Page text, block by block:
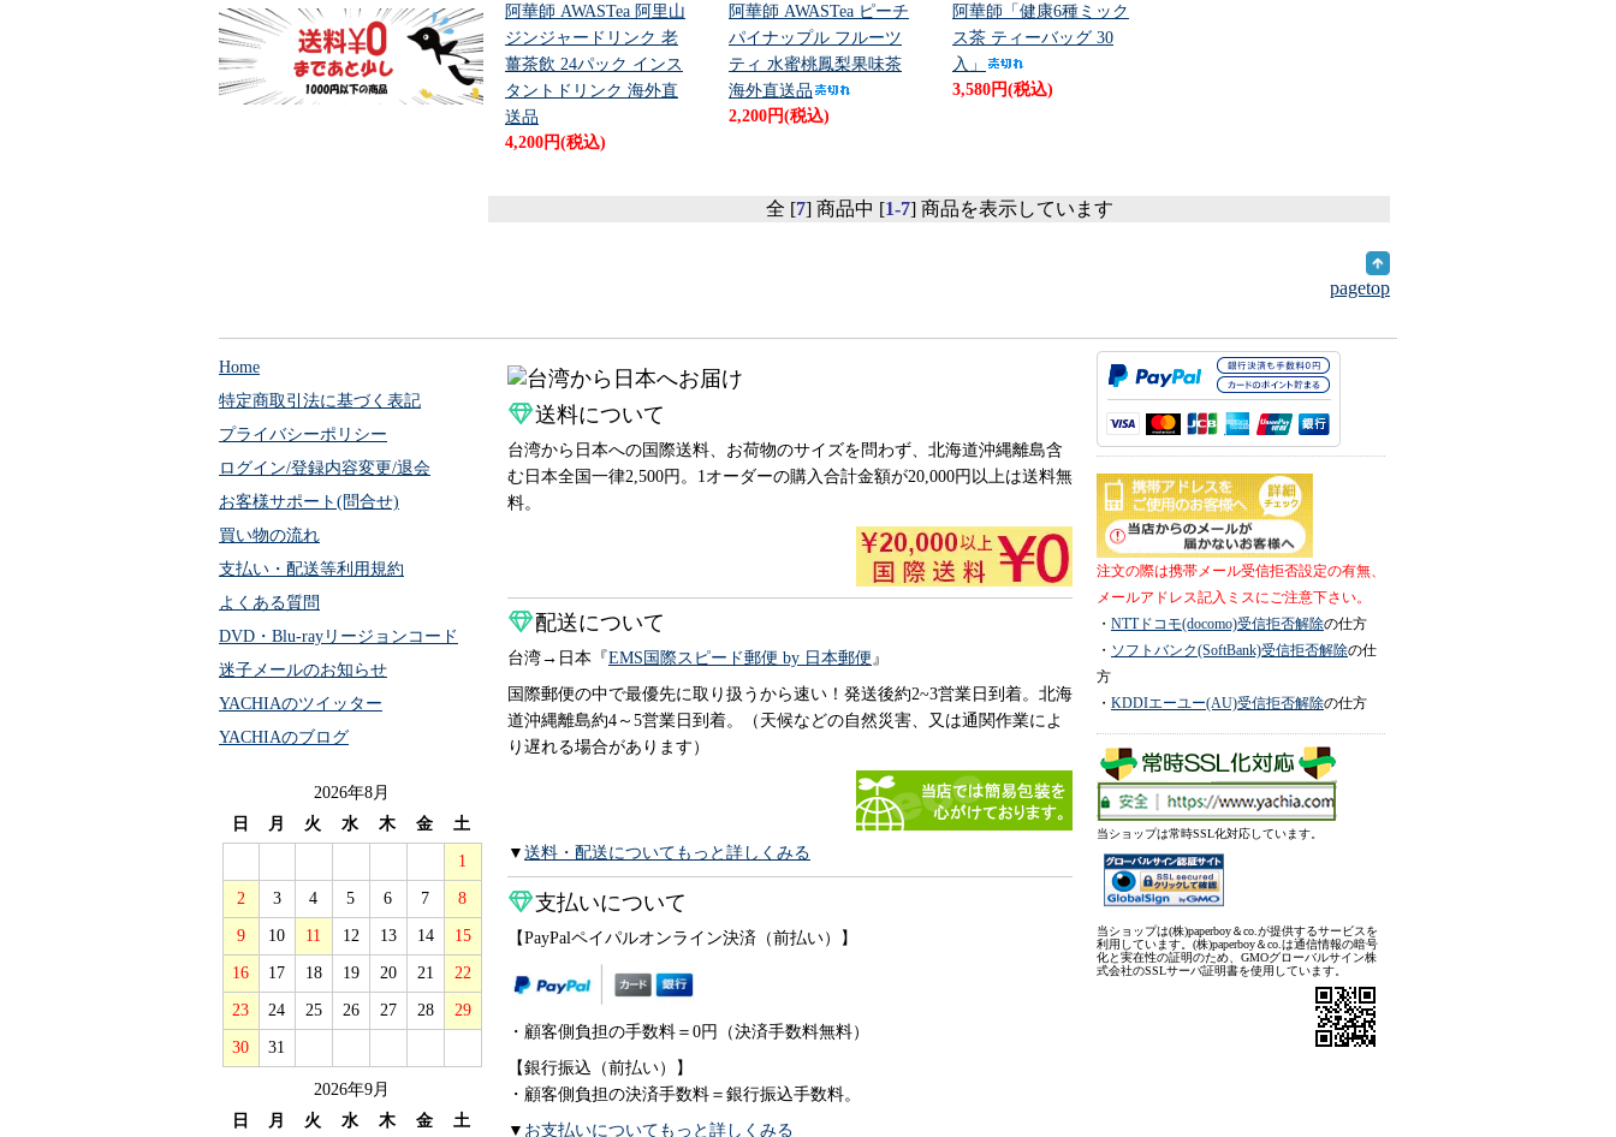
阿華師 AWASTea 阿里山
ジンジャードリンク 老
薑茶飲 24パック インス
タントドリンク 海外直
送品
4,200円(税込)
阿華師 AWASTea ピーチ
パイナップル フルーツ
ティ 水蜜桃鳳梨果味茶
海外直送品
2,200円(税込)
阿華師「健康6種ミック
ス茶 ティーバッグ 30
入」
3,580円(税込)
全 [7] 商品中 [1-7] 商品を表示しています
pagetop
Home
特定商取引法に基づく表記
プライバシーポリシー
ログイン/登録内容変更/退会
お客様サポート(問合せ)
買い物の流れ
支払い・配送等利用規約
よくある質問
DVD・Blu-rayリージョンコード
迷子メールのお知らせ
YACHIAのツイッター
YACHIAのブログ
2026年8月
日
月 火 水 木 金 土
1
2 3 4 5 6 7 8
9 10 11 12 13 14 15
16 17 18 19 20 21 22
23 24 25 26 27 28 29
30 31
2026年9月
日
月 火 水 木 金 土
送料について
台湾から日本への国際送料、お荷物のサイズを問わず、北海道沖縄離島含
む日本全国一律2,500円。1オーダーの購入合計金額が20,000円以上は送料無
料。
配送について
台湾→日本『EMS国際スピード郵便 by 日本郵便 』
国際郵便の中で最優先に取り扱うから速い！発送後約2~3営業日到着。北海
道沖縄離島約4～5営業日到着。（天候などの自然災害、又は通関作業によ
り遅れる場合があります）
▼ 送料・配送についてもっと詳しくみる
支払いについて
【PayPalペイパルオンライン決済（前払い）】
・顧客側負担の手数料＝0円（決済手数料無料）
【銀行振込（前払い）】
・顧客側負担の決済手数料＝銀行振込手数料。
▼ お支払いについてもっと詳しくみる
注文の際は携帯メール受信拒否設定の有無、
メールアドレス記入ミスにご注意下さい。
・ NTTドコモ(docomo)受信拒否解除の仕方
・ ソフトバンク(SoftBank)受信拒否解除の仕
方
・ KDDIエーユー(AU)受信拒否解除の仕方
当ショップは常時SSL化対応しています。
当ショップは(株)paperboy＆co.が提供するサービスを
利用しています。(株)paperboy＆co.は通信情報の暗号
化と実在性の証明のため、GMOグローバルサイン株
式会社のSSLサーバ証明書を使用しています。